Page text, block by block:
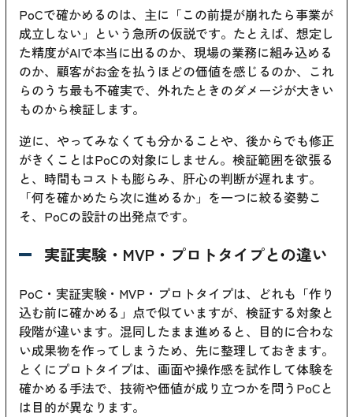
PoCで確かめるのは、主に「この前提が崩れたら事業が
成立しない」という急所の仮説です。たとえば、想定し
た精度がAIで本当に出るのか、現場の業務に組み込める
のか、顧客がお金を払うほどの価値を感じるのか、これ
らのうち最も不確実で、外れたときのダメージが大きい
ものから検証します。
逆に、やってみなくても分かることや、後からでも修正
がきくことはPoCの対象にしません。検証範囲を欲張る
と、時間もコストも膨らみ、肝心の判断が遅れます。
「何を確かめたら次に進めるか」を一つに絞る姿勢こ
そ、PoCの設計の出発点です。
実証実験・MVP・プロトタイプとの違い
PoC・実証実験・MVP・プロトタイプは、どれも「作り
込む前に確かめる」点で似ていますが、検証する対象と
段階が違います。混同したまま進めると、目的に合わな
い成果物を作ってしまうため、先に整理しておきます。
とくにプロトタイプは、画面や操作感を試作して体験を
確かめる手法で、技術や価値が成り立つかを問うPoCと
は目的が異なります。